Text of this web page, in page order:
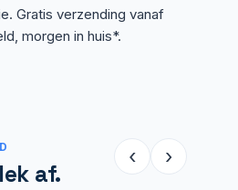
Gratis verzending vanaf
morgen in huis*.
af.
‹ ›